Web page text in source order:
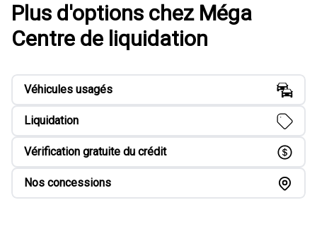
Plus d'options chez Méga
Centre de liquidation
Véhicules usagés
Liquidation
Vérification gratuite du crédit
Nos concessions